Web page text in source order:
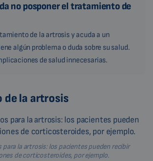
no posponer el tratamiento de
de la artrosis y acuda a un
algún problema o duda sobre su salud.
de salud innecesarias.
de la artrosis
para la artrosis: los pacientes pueden recibir
de corticosteroides, por ejemplo.